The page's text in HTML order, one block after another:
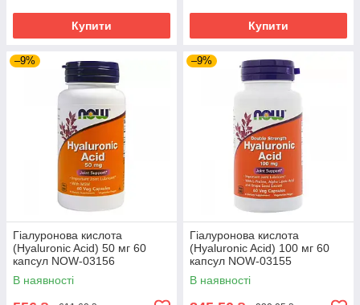
Купити Купити
–9%
Гіалуронова кислота
(Hyaluronic Acid) 50 мг 60
капсул NOW-03156
В наявності
–9%
Гіалуронова кислота
(Hyaluronic Acid) 100 мг 60
капсул NOW-03155
В наявності